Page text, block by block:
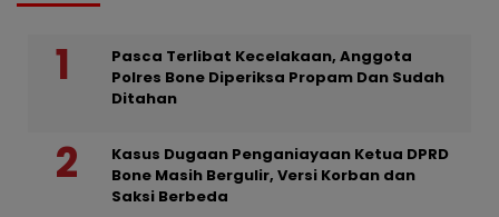
Pasca Terlibat Kecelakaan, Anggota
Polres Bone Diperiksa Propam Dan Sudah
Ditahan
Kasus Dugaan Penganiayaan Ketua DPRD
Bone Masih Bergulir, Versi Korban dan
Saksi Berbeda